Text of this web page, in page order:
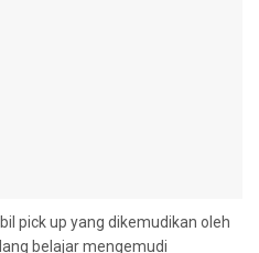
pick up yang dikemudikan oleh
belajar mengemudi